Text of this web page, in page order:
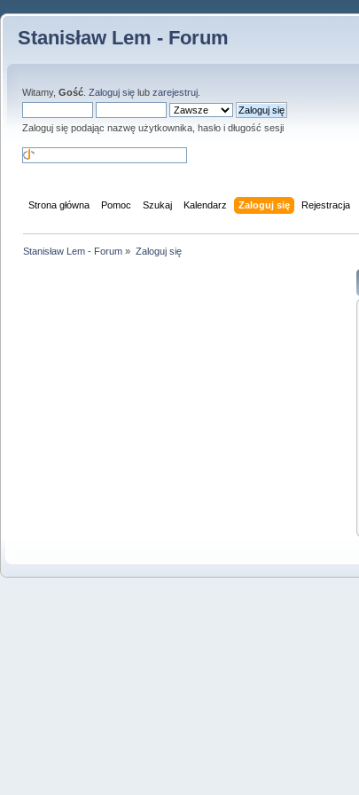
Stanisław Lem - Forum
Witamy, Gość Zaloguj się lub zarejestruj
Zaloguj się podając nazwę użytkownika, hasło i długość sesji
Strona główna Pomoc Szukaj Kalendarz Zaloguj się Rejestracja
Stanisław Lem - Forum » Zaloguj się